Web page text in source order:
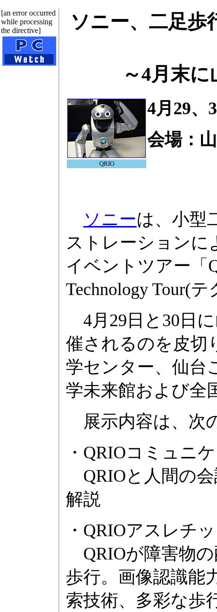
[an error occurred
while processing
the directive]
ソニー、二足歩
～4月末
QRIO
4月29、
会場：
ソニーは、小型
ストレーションに
イベントツアー「
Technology Tour(
4月29日と30日
催されるのを皮切
学センター、仙台
学未来館および全
展示内容は、次
・QRIOコミュニ
QRIOと人間の
解説
・QRIOアスレチ
QRIOが障害物
歩行。画像認識能
索技術、多彩な歩